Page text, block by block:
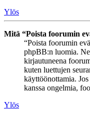
Ylös
Mitä “Poista foorumin
“Poista foorumin
phpBB:n luomia.
kirjautuneena
kuten luettujen
käyttöönottamia.
kanssa ongelmia,
Ylös